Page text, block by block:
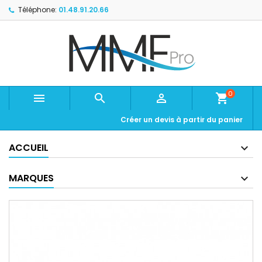
Téléphone: 01.48.91.20.66
   shopping_cart0
Créer un devis à partir du panier
ACCUEIL
MARQUES